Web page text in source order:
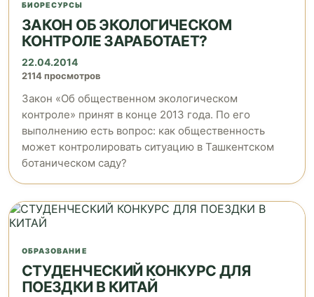
БИОРЕСУРСЫ
ЗАКОН ОБ ЭКОЛОГИЧЕСКОМ
КОНТРОЛЕ ЗАРАБОТАЕТ?
22.04.2014
2114 просмотров
Закон «Об общественном экологическом
контроле» принят в конце 2013 года. По его
выполнению есть вопрос: как общественность
может контролировать ситуацию в Ташкентском
ботаническом саду?
ОБРАЗОВАНИЕ
СТУДЕНЧЕСКИЙ КОНКУРС ДЛЯ
ПОЕЗДКИ В КИТАЙ